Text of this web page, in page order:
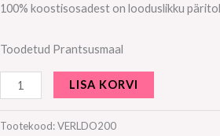
100% koostisosadest on looduslikku
Toodetud Prantsusmaal
LISA KORVI
Tootekood:VERLDO200